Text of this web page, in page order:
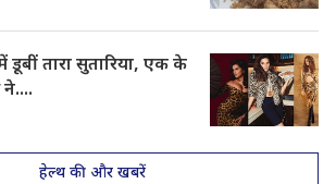
डूबीं तारा सुतारिया, एक के
हेल्थ की और खबरें